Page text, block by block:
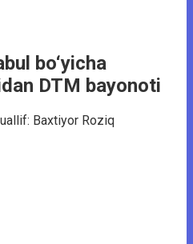
bo‘yicha
DTM bayonoti
Baxtiyor Roziq